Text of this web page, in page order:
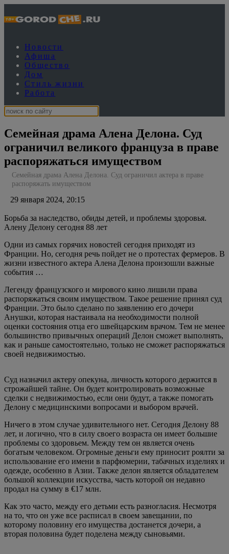
Новости
Афиша
Общество
Дом
Стиль жизни
Работа
Семейная драма Алена Делона. Суд
ограничил великого француза в праве
распоряжаться имуществом
Семейная драма Алена Делона. Суд ограничил актера в праве
распоряжать имуществом
29 января 2024, 20:15
Борьба за наследство, обиды детей, и проблемы здоровья.
Алену Делону сегодня 88 лет
Одни из самых горячих новостей сегодня приходят из
Франции. Но, сегодня речь пойдет не о протестах фермеров. В
жизни известного актера Алена Делона произошли важные
события …
Легенду французского и мирового кино лишили права
распоряжаться своим имуществом. Такое решение принял суд
Франции. Это было сделано по заявлению его дочери
Анушки, которая настаивала на необходимости полной
оценки состояния отца его швейцарским врачом. Тем не менее
большинство привычных операций Делон сможет выполнять,
как и раньше самостоятельно, только не сможет распоряжаться
своей недвижимостью.
Суд назначил актеру опекуна, личность которого держится в
строжайшей тайне. Он будет контролировать возможные
сделки с недвижимостью, если они будут, а также помогать
Делону с медицинскими вопросами и выбором врачей.
Ничего в этом случае удивительного нет. Сегодня Делону 88
лет, и логично, что в силу своего возраста он имеет большие
проблемы со здоровьем. Между тем он является очень
богатым человеком. Огромные деньги ему приносит роялти за
использование его имени в парфюмерии, табачных изделиях и
одежде, особенно в Азии. Также делон является обладателем
большой коллекции искусства, часть которой он недавно
продал на сумму в €17 млн.
Как это часто, между его детьми есть разногласия. Несмотря
на то, что он уже все расписал в своем завещании, по
которому половину его имущества достанется дочери, а
вторая половина будет поделена между сыновьями.